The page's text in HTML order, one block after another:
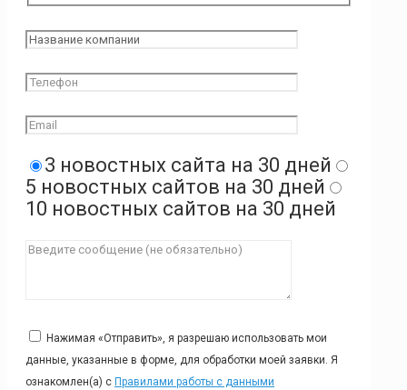
3 новостных сайта на 30 дней
5 новостных сайтов на 30 дней
10 новостных сайтов на 30 дней
Нажимая «Отправить», я разрешаю использовать мои
данные, указанные в форме, для обработки моей заявки. Я
ознакомлен(а) с Правилами работы с данными